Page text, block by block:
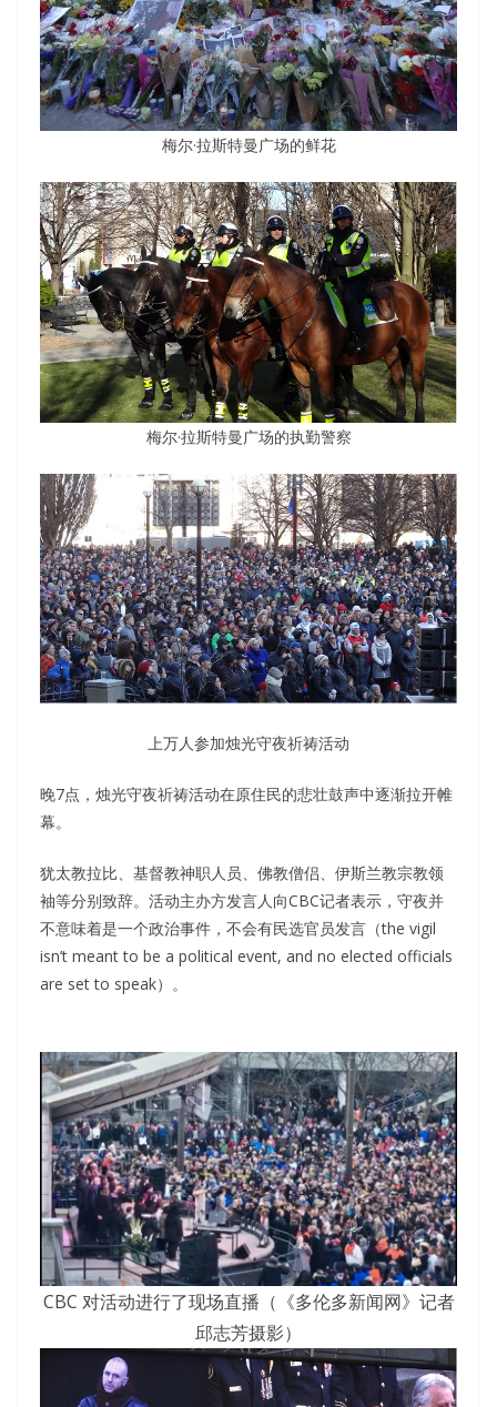
梅尔·拉斯特曼广场的鲜花
梅尔·拉斯特曼广场的执勤警察
上万人参加烛光守夜祈祷活动
晚7点，烛光守夜祈祷活动在原住民的悲壮鼓声中逐渐拉开帷
幕。
犹太教拉比、基督教神职人员、佛教僧侣、伊斯兰教宗教领
袖等分别致辞。活动主办方发言人向CBC记者表示， 守夜并
不意味着是一个政治事件，不会有民选官员发言（the vigil
isn’t meant to be a political event, and no elected officials
are set to speak）。
CBC 对活动进行了现场直播（《多伦多新闻网》记者
邱志芳摄影）